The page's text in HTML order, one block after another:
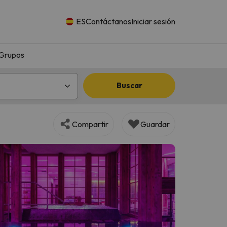
ESContáctanosIniciar sesión
Buscar
Compartir Guardar